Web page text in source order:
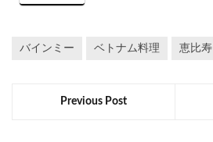
バインミー ベトナム料理 恵比寿
Previous Post